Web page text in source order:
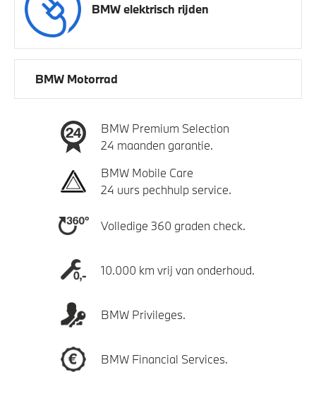
BMW elektrisch rijden
BMW Motorrad
BMW Premium Selection
24 maanden garantie.
BMW Mobile Care
24 uurs pechhulp service.
Volledige 360 graden check.
10.000 km vrij van onderhoud.
BMW Privileges.
BMW Financial Services.